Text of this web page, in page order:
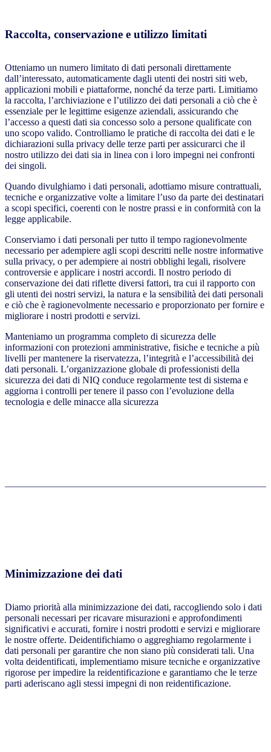
Raccolta, conservazione e utilizzo limitati
Otteniamo un numero limitato di dati personali direttamente
dall’interessato, automaticamente dagli utenti dei nostri siti web,
applicazioni mobili e piattaforme, nonché da terze parti. Limitiamo
la raccolta, l’archiviazione e l’utilizzo dei dati personali a ciò che è
essenziale per le legittime esigenze aziendali, assicurando che
l’accesso a questi dati sia concesso solo a persone qualificate con
uno scopo valido. Controlliamo le pratiche di raccolta dei dati e le
dichiarazioni sulla privacy delle terze parti per assicurarci che il
nostro utilizzo dei dati sia in linea con i loro impegni nei confronti
dei singoli.
Quando divulghiamo i dati personali, adottiamo misure contrattuali,
tecniche e organizzative volte a limitare l’uso da parte dei destinatari
a scopi specifici, coerenti con le nostre prassi e in conformità con la
legge applicabile.
Conserviamo i dati personali per tutto il tempo ragionevolmente
necessario per adempiere agli scopi descritti nelle nostre informative
sulla privacy, o per adempiere ai nostri obblighi legali, risolvere
controversie e applicare i nostri accordi. Il nostro periodo di
conservazione dei dati riflette diversi fattori, tra cui il rapporto con
gli utenti dei nostri servizi, la natura e la sensibilità dei dati personali
e ciò che è ragionevolmente necessario e proporzionato per fornire e
migliorare i nostri prodotti e servizi.
Manteniamo un programma completo di sicurezza delle
informazioni con protezioni amministrative, fisiche e tecniche a più
livelli per mantenere la riservatezza, l’integrità e l’accessibilità dei
dati personali. L’organizzazione globale di professionisti della
sicurezza dei dati di NIQ conduce regolarmente test di sistema e
aggiorna i controlli per tenere il passo con l’evoluzione della
tecnologia e delle minacce alla sicurezza
Minimizzazione dei dati
Diamo priorità alla minimizzazione dei dati, raccogliendo solo i dati
personali necessari per ricavare misurazioni e approfondimenti
significativi e accurati, fornire i nostri prodotti e servizi e migliorare
le nostre offerte. Deidentifichiamo o aggreghiamo regolarmente i
dati personali per garantire che non siano più considerati tali. Una
volta deidentificati, implementiamo misure tecniche e organizzative
rigorose per impedire la reidentificazione e garantiamo che le terze
parti aderiscano agli stessi impegni di non reidentificazione.